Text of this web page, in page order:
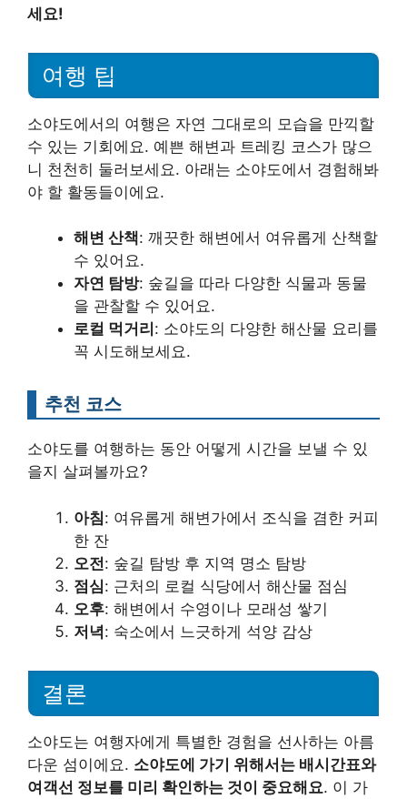
세요!
여행 팁
소야도에서의 여행은 자연 그대로의 모습을 만끽할
수 있는 기회에요. 예쁜 해변과 트레킹 코스가 많으
니 천천히 둘러보세요. 아래는 소야도에서 경험해봐
야 할 활동들이에요.
해변 산책: 깨끗한 해변에서 여유롭게 산책할
수 있어요.
자연 탐방: 숲길을 따라 다양한 식물과 동물
을 관찰할 수 있어요.
로컬 먹거리 : 소야도의 다양한 해산물 요리를
꼭 시도해보세요.
추천 코스
소야도를 여행하는 동안 어떻게 시간을 보낼 수 있
을지 살펴볼까요?
아침: 여유롭게 해변가에서 조식을 겸한 커피
한 잔
오전: 숲길 탐방 후 지역 명소 탐방
점심: 근처의 로컬 식당에서 해산물 점심
오후: 해변에서 수영이나 모래성 쌓기
저녁: 숙소에서 느긋하게 석양 감상
결론
소야도는 여행자에게 특별한 경험을 선사하는 아름
다운 섬이에요. 소야도에 가기 위해서는 배시간표와
여객선 정보를 미리 확인하는 것이 중요해요. 이 가